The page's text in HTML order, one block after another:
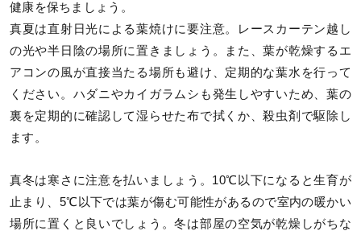
健康を保ちましょう。
真夏は直射日光による葉焼けに要注意。レースカーテン越し
の光や半日陰の場所に置きましょう。また、葉が乾燥するエ
アコンの風が直接当たる場所も避け、定期的な葉水を行って
ください。ハダニやカイガラムシも発生しやすいため、葉の
裏を定期的に確認して湿らせた布で拭くか、殺虫剤で駆除し
ます。
真冬は寒さに注意を払いましょう。10℃以下になると生育が
止まり、5℃以下では葉が傷む可能性があるので室内の暖かい
場所に置くと良いでしょう。冬は部屋の空気が乾燥しがちな